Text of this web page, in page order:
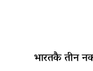
भारतकै तीन